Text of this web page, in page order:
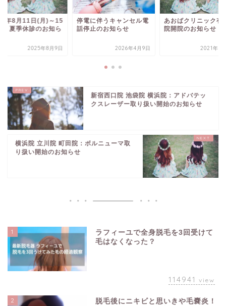
年8月11日(月)～15
) 夏季休診のお知ら
2025年8月9日
停電に伴うキャンセル電
話停止のお知らせ
2026年4月9日
あおばクリニック有
院開院のお知らせ
2021年3
新宿西口院 池袋院 横浜院：アドバテッ
クスレーザー取り扱い開始のお知らせ
横浜院 立川院 町田院：ボルニューマ取
り扱い開始のお知らせ
1
ラフィーユで全身脱毛を3回受けて
毛はなくなった？
114941 view
2
脱毛後にニキビと思いきや毛嚢炎！